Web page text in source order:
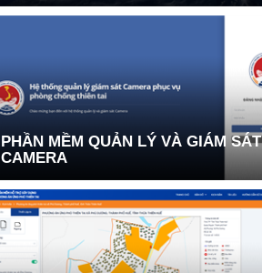
PHẦN MỀM QUẢN LÝ VÀ GIÁM SÁT
CAMERA